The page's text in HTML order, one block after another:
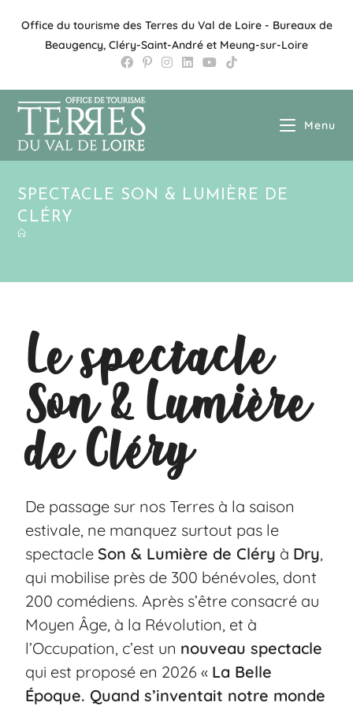
Office du tourisme des Terres du Val de Loire - Bureaux de
Beaugency, Cléry-Saint-André et Meung-sur-Loire
Menu
SPECTACLE SON & LUMIÈRE DE
CLÉRY
Le spectacle
Son & Lumière
de Cléry
De passage sur nos Terres à la saison
estivale, ne manquez surtout pas le
spectacleSon & Lumière de Cléry à Dry,
qui mobilise près de 300 bénévoles, dont
200 comédiens. Après s’être consacré au
Moyen Âge, à la Révolution, et à
l’Occupation, c’est un nouveau spectacle
qui est proposé en 2026« La Belle
Époque. Quand s’inventait notre monde